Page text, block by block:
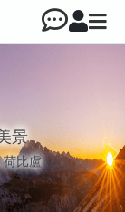
景
荷比盧